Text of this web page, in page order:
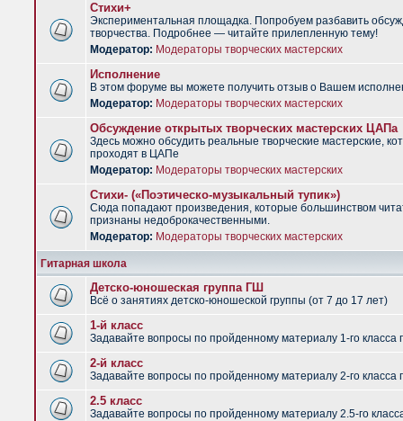
Стихи+
Экспериментальная площадка. Попробуем разбавить
творчества. Подробнее — читайте прилепленную тему!
Модератор: Модераторы творческих мастерских
Исполнение
В этом форуме вы можете получить отзыв о Вашем
Модератор: Модераторы творческих мастерских
Обсуждение открытых творческих мастерских ЦАПа
Здесь можно обсудить реальные творческие мастерские,
проходят в ЦАПе
Модератор: Модераторы творческих мастерских
Стихи- («Поэтическо-музыкальный тупик»)
Сюда попадают произведения, которые большинством
признаны недоброкачественными.
Модератор: Модераторы творческих мастерских
Гитарная школа
Детско-юношеская группа ГШ
Всё о занятиях детско-юношеской группы (от 7 до 17 лет)
1-й класс
Задавайте вопросы по пройденному материалу 1-го класса
2-й класс
Задавайте вопросы по пройденному материалу 2-го класса
2.5 класс
Задавайте вопросы по пройденному материалу 2.5-го